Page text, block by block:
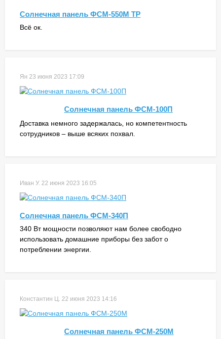
Солнечная панель ФСМ-550М ТР
Всё ок.
Ян 23 июня 2023 17:09
Солнечная панель ФСМ-100П
Доставка немного задержалась, но компетентность
сотрудников – выше всяких похвал.
Иван У. 22 июня 2023 16:05
Солнечная панель ФСМ-340П
340 Вт мощности позволяют нам более свободно
использовать домашние приборы без забот о
потреблении энергии.
Константин Ц. 22 июня 2023 14:16
Солнечная панель ФСМ-250М